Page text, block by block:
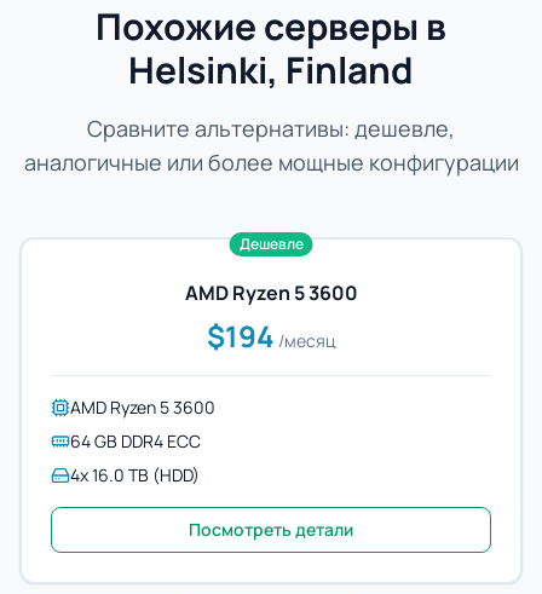
Похожие серверы в
Helsinki, Finland
Сравните альтернативы: дешевле,
аналогичные или более мощные конфигурации
Дешевле
AMD Ryzen 5 3600
$194 /месяц
AMD Ryzen 5 3600
64 GB DDR4 ECC
4x 16.0 TB (HDD)
Посмотреть детали